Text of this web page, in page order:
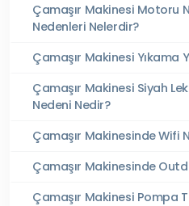
Çamaşır Makinesi Motoru
Nedenleri Nelerdir?
Çamaşır Makinesi Yıkama
Çamaşır Makinesi Siyah
Nedeni Nedir?
Çamaşır Makinesinde Wifi
Çamaşır Makinesinde
Çamaşır Makinesi Pompa